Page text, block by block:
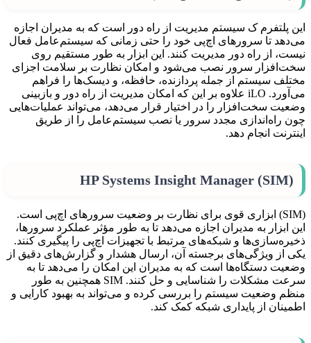
این پلتفرم ک سیستم مدیریت از راه دور است که به مدیران اجازه
می‌دهد تا سرورهای اچ‌پی خود را حتی زمانی که سیستم‌عامل فعال
نیست، از راه دور مدیریت کنند. این ابزار به طور مستقیم روی
سخت‌افزار سرور نصب می‌شود و امکان نظارت بر سلامت اجزای
مختلف سیستم از جمله پردازنده، حافظه، و دیسک‌ها را فراهم
می‌آورد. iLO علاوه بر این که امکان مدیریت از راه دور و بازبینی
وضعیت سخت‌افزار را در اختیار قرار می‌دهد، می‌تواند عملیات‌هایی
چون راه‌اندازی مجدد سرور یا نصب سیستم‌عامل را از طریق
اینترنت انجام دهد.
HP Systems Insight Manager (SIM)
(SIM) ابزاری قوی برای نظارت بر وضعیت سرورهای اچ‌پی است.
این ابزار به مدیران اجازه می‌دهد تا به طور مؤثر عملکرد سرورها،
ذخیره‌سازی‌ها و شبکه‌های مرتبط با تجهیزات اچ‌پی را پیگیری کنند.
یکی از ویژگی‌های برجسته آن، ارسال هشدار و گزارش‌های دقیق از
وضعیت دستگاه‌ها است که به مدیران این امکان را می‌دهد تا به
سرعت مشکلات را شناسایی و حل کنند. SIM همچنین به طور
منظم وضعیت سیستم را بررسی کرده و می‌تواند به بهبود کارایی و
اطمینان از پایداری شبکه کمک کند.